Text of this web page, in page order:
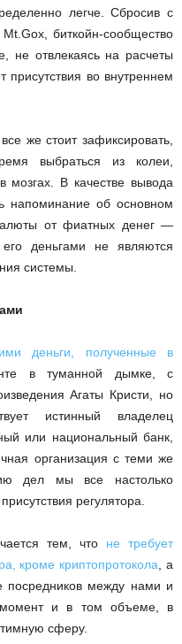
легче. Сбросив с
биткойн-сообщество
не отвлекаясь на расчеты
присутствия во внутреннем
же стоит зафиксировать,
выбраться из колеи,
мозгах. В качестве вывода
напоминание об основном
от фиатных денег —
деньгами не являются
системы.
деньги, полученные в
в туманной дымке, с
Агаты Кристи, но
истинный владелец
или национальный банк,
организация с теми же
дел мы все настолько
регулятора.
тем, что не требует
кроме криптопротокола, а
посредников между нами и
момент и в том объеме, в
сферу.